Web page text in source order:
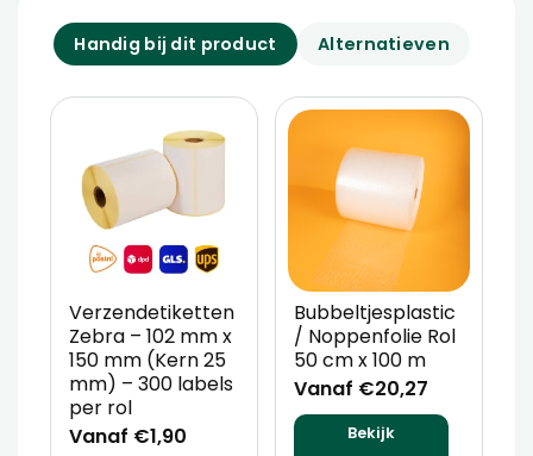
Handig bij dit product Alternatieven
Verzendetiketten
Zebra – 102 mm x
150 mm (Kern 25
mm) – 300 labels
per rol
Vanaf €1,90
Bubbeltjesplastic
/ Noppenfolie Rol
50 cm x 100 m
Vanaf €20,27
Bekijk